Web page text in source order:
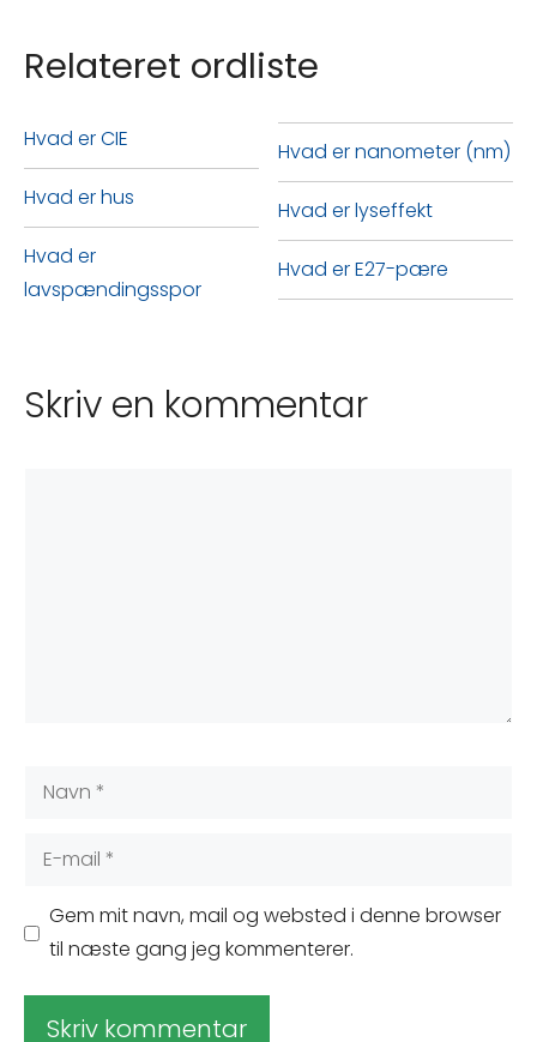
Relateret ordliste
Hvad er CIE
Hvad er hus
Hvad er
lavspændingsspor
Hvad er nanometer (nm)
Hvad er lyseffekt
Hvad er E27-pære
Skriv en kommentar
Navn
Gem mit navn, mail og websted i denne browser
til næste gang jeg kommenterer.